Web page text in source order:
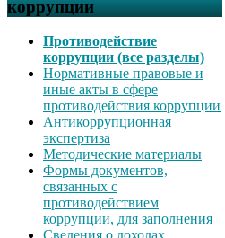
коррупции
Противодействие
коррупции (все разделы)
Нормативные правовые и
иные акты в сфере
противодействия коррупции
Антикоррупционная
экспертиза
Методические материалы
Формы документов,
связанных с
противодействием
коррупции, для заполнения